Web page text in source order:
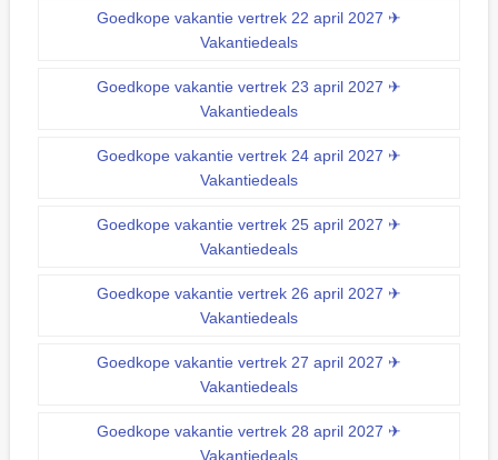
Goedkope vakantie vertrek 22 april 2027 ✈
Vakantiedeals
Goedkope vakantie vertrek 23 april 2027 ✈
Vakantiedeals
Goedkope vakantie vertrek 24 april 2027 ✈
Vakantiedeals
Goedkope vakantie vertrek 25 april 2027 ✈
Vakantiedeals
Goedkope vakantie vertrek 26 april 2027 ✈
Vakantiedeals
Goedkope vakantie vertrek 27 april 2027 ✈
Vakantiedeals
Goedkope vakantie vertrek 28 april 2027 ✈
Vakantiedeals